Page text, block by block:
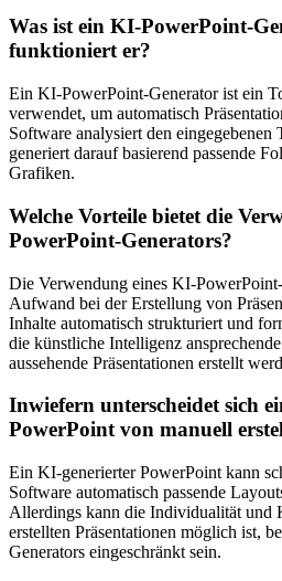
Was ist ein KI-PowerPoint-
funktioniert er?
Ein KI-PowerPoint-Generator ist ein
verwendet, um automatisch
Software analysiert den eingegebenen
generiert darauf basierend passende
Grafiken.
Welche Vorteile bietet die
PowerPoint-Generators?
Die Verwendung eines KI-
Aufwand bei der Erstellung von
Inhalte automatisch strukturiert und
die künstliche Intelligenz
aussehende Präsentationen erstellt
Inwiefern unterscheidet sich
PowerPoint von manuell
Ein KI-generierter PowerPoint kann
Software automatisch passende
Allerdings kann die Individualität und
erstellten Präsentationen möglich ist,
Generators eingeschränkt sein.